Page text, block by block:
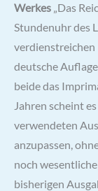
Werkes „Das
Stundenuhr des
verdienstreichen
deutsche
beide das
Jahren scheint
verwendeten
anzupassen,
noch
bisherigen